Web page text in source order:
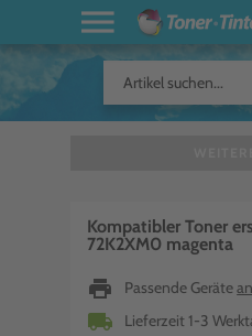
Artikel suchen...
Kompatibler Toner
72K2XM0 magenta
print Passende Geräte
local_shipping Lieferzeit 1-3